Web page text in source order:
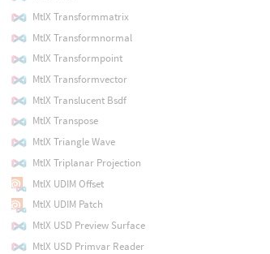
MtlX Transformmatrix
MtlX Transformnormal
MtlX Transformpoint
MtlX Transformvector
MtlX Translucent Bsdf
MtlX Transpose
MtlX Triangle Wave
MtlX Triplanar Projection
MtlX UDIM Offset
MtlX UDIM Patch
MtlX USD Preview Surface
MtlX USD Primvar Reader